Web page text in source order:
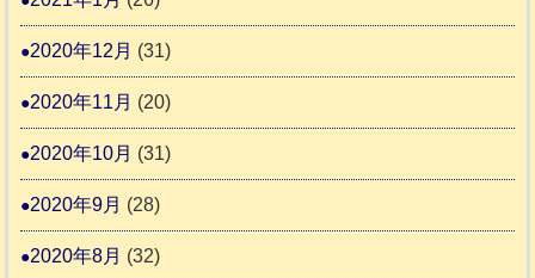
2020年12月 (31)
2020年11月 (20)
2020年10月 (31)
2020年9月 (28)
2020年8月 (32)